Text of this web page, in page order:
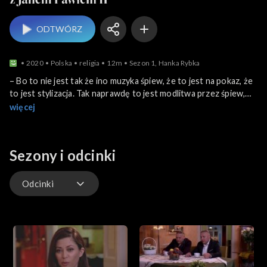
ODTWÓRZ
2020 Polska religia 12m Sezon 1, Hanka Rybka
– Bo to nie jest tak że ino muzyka śpiew, że to jest na pokaz, że
to jest stylizacja. Tak naprawdę to jest modlitwa przez śpiew,
modlitwa przez taniec, przez muzykę. I Ojciec Święty
więcej
Sezony i odcinki
Odcinki